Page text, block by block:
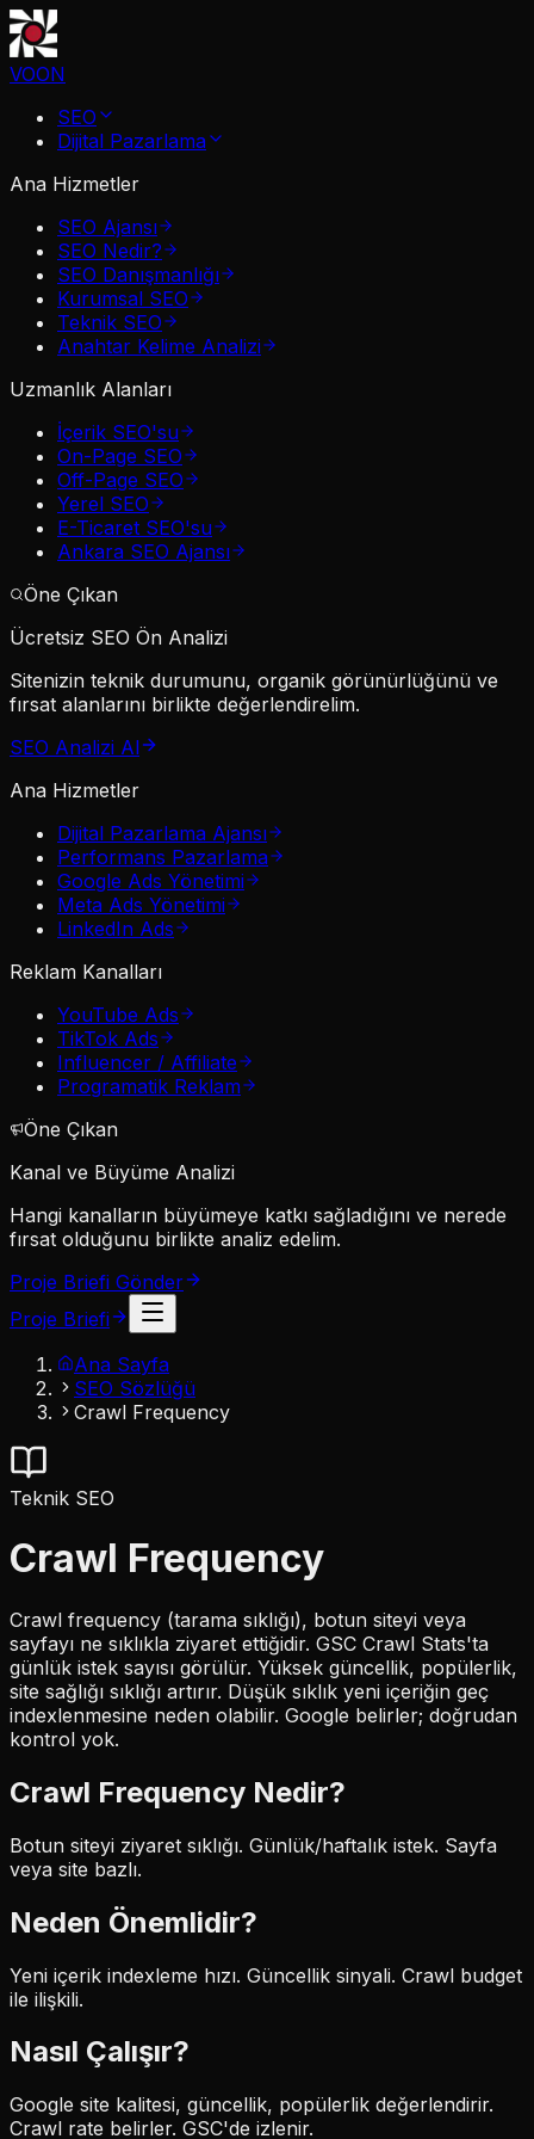
VOON
SEO
Dijital Pazarlama
Ana Hizmetler
SEO Ajansı
SEO Nedir?
SEO Danışmanlığı
Kurumsal SEO
Teknik SEO
Anahtar Kelime Analizi
Uzmanlık Alanları
İçerik SEO'su
On-Page SEO
Off-Page SEO
Yerel SEO
E-Ticaret SEO'su
Ankara SEO Ajansı
Öne Çıkan
Ücretsiz SEO Ön Analizi
Sitenizin teknik durumunu, organik görünürlüğünü ve
fırsat alanlarını birlikte değerlendirelim.
SEO Analizi Al
Ana Hizmetler
Dijital Pazarlama Ajansı
Performans Pazarlama
Google Ads Yönetimi
Meta Ads Yönetimi
LinkedIn Ads
Reklam Kanalları
YouTube Ads
TikTok Ads
Influencer / Affiliate
Programatik Reklam
Öne Çıkan
Kanal ve Büyüme Analizi
Hangi kanalların büyümeye katkı sağladığını ve nerede
fırsat olduğunu birlikte analiz edelim.
Proje Briefi Gönder
Proje Briefi
Ana Sayfa
SEO Sözlüğü
Crawl Frequency
Teknik SEO
Crawl Frequency
Crawl frequency (tarama sıklığı), botun siteyi veya
sayfayı ne sıklıkla ziyaret ettiğidir. GSC Crawl Stats'ta
günlük istek sayısı görülür. Yüksek güncellik, popülerlik,
site sağlığı sıklığı artırır. Düşük sıklık yeni içeriğin geç
indexlenmesine neden olabilir. Google belirler; doğrudan
kontrol yok.
Crawl Frequency Nedir?
Botun siteyi ziyaret sıklığı. Günlük/haftalık istek. Sayfa
veya site bazlı.
Neden Önemlidir?
Yeni içerik indexleme hızı. Güncellik sinyali. Crawl budget
ile ilişkili.
Nasıl Çalışır?
Google site kalitesi, güncellik, popülerlik değerlendirir.
Crawl rate belirler. GSC'de izlenir.